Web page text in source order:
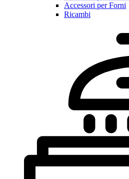
Accessori per Forni
Ricambi